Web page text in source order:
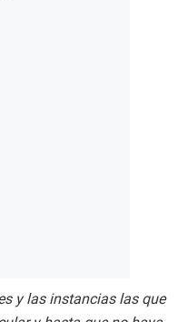
y las instancias las que